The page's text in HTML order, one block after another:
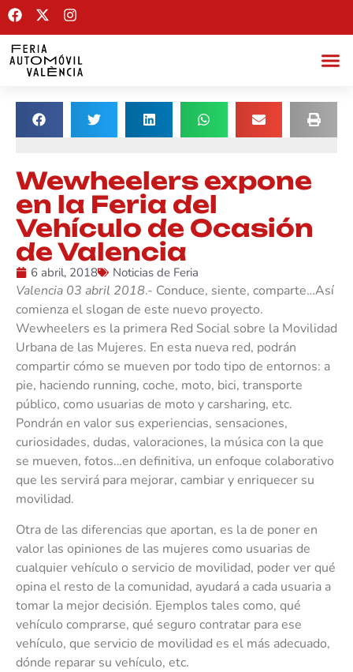
Wewheelers expone
en la Feria del
Vehículo de Ocasión
de Valencia
6 abril, 2018 Noticias de Feria
Valencia 03 abril 2018.- Conduce, siente, comparte…Así
comienza el slogan de este nuevo proyecto.
Wewheelers es la primera Red Social sobre la Movilidad
Urbana de las Mujeres. En esta nueva red, podrán
compartir cómo se mueven por todo tipo de entornos: a
pie, haciendo running, coche, moto, bici, transporte
público, como usuarias de moto y carsharing, etc.
Pondrán en valor sus experiencias, sensaciones,
curiosidades, dudas, valoraciones, la música con la que
se mueven, fotos…en definitiva, un enfoque colaborativo
que les servirá para mejorar, cambiar y enriquecer su
movilidad.
Otra de las diferencias que aportan, es la de poner en
valor las opiniones de las mujeres como usuarias de
cualquier vehículo o servicio de movilidad, poder ver qué
opina el resto de la comunidad, ayudará a cada usuaria a
tomar la mejor decisión. Ejemplos tales como, qué
vehículo comprarse, qué seguro contratar para ese
vehículo, que servicio de movilidad es el más adecuado,
dónde reparar su vehículo, etc.